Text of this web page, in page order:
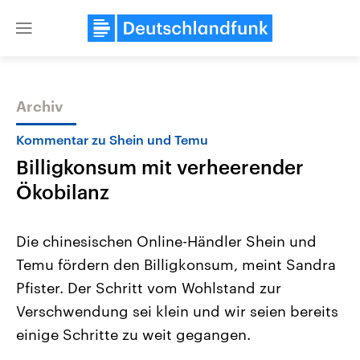
Close
Themen
Landtagswahl Sachsen-Anhalt
2026
Alle Informationen
Sachsen-Anhalt wählt am 6.
September 2026 einen neuen
Landtag. Seit 2021 wird das
Aktuelle Beiträge,
Hintergründe
Wirtschaftlich und
gehören die Vereinigten
den mächtigsten Ländern
Archiv
Kommentar zu Shein und Temu
Billigkonsum mit verheerender
Ökobilanz
Die chinesischen Online-Händler Shein und
Temu fördern den Billigkonsum, meint Sandra
Pfister. Der Schritt vom Wohlstand zur
Verschwendung sei klein und wir seien bereits
einige Schritte zu weit gegangen.